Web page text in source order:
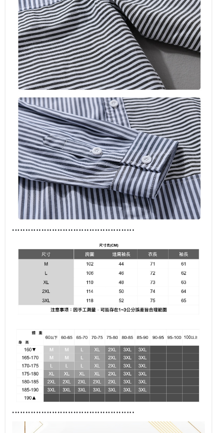
..............................................
..............................................